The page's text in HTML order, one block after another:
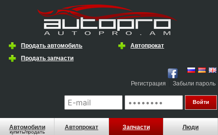
Продать автомобиль
Автопрокат
Продать запчасти
Регистрация Забыли пароль
Автомобили
купить/продать
Автопрокат Запчасти Люди